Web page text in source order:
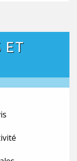
ET